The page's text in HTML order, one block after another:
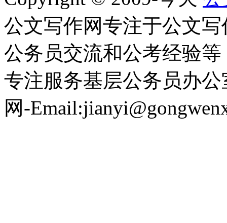
公文写作网专注于公文
公务员交流和公考经验等
专注服务基层公务员办
网-